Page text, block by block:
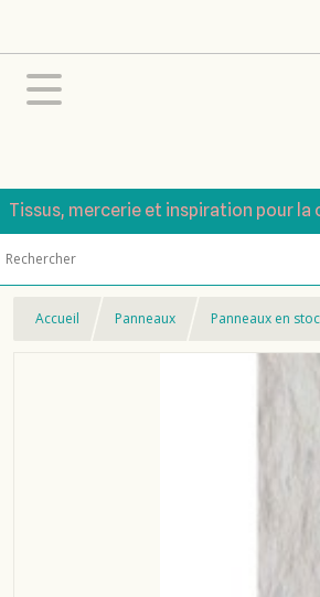
Tissus, mercerie et inspiration pour
Accueil Panneaux Panneaux en